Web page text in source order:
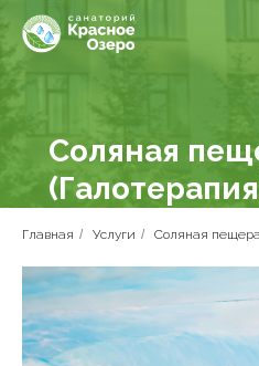
Соляная
Главная / Услуги / Соляная